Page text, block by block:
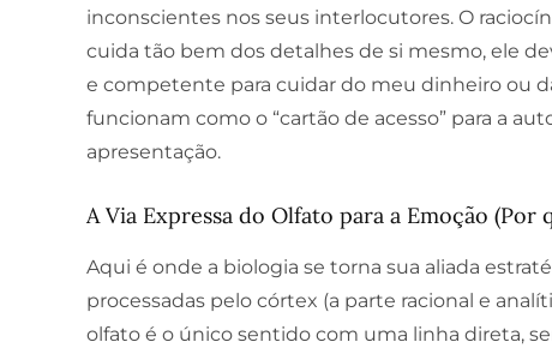
inconscientes nos seus interlocutores. O
cuida tão bem dos detalhes de si mesmo, ele
e competente para cuidar do meu dinheiro ou
funcionam como o “cartão de acesso” para a
apresentação.
A Via Expressa do Olfato para a Emoção
Aqui é onde a biologia se torna sua aliada
processadas pelo córtex (a parte racional e
olfato é o único sentido com uma linha direta,